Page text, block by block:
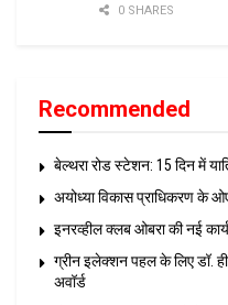
0 SHARES
Recommended
बेल्थरा रोड स्टेशन: 15 दिन में
अयोध्या विकास प्राधिकरण के
इनरव्हील क्लब ओबरा की नई
ग्रीन इलेक्शन पहल के लिए डॉ.
अवॉर्ड